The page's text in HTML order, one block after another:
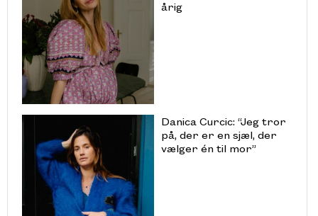
årig
Danica Curcic: “Jeg tror
på, der er en sjæl, der
vælger én til mor”